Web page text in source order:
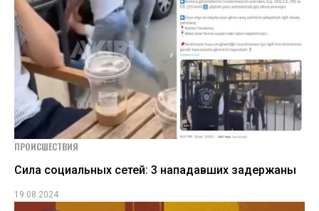
ПРОИСШЕСТВИЯ
Сила социальных сетей: 3 нападавших задержаны
19.08.2024